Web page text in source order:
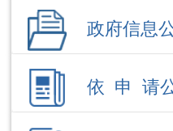
依 申 请公
卫生健康委员